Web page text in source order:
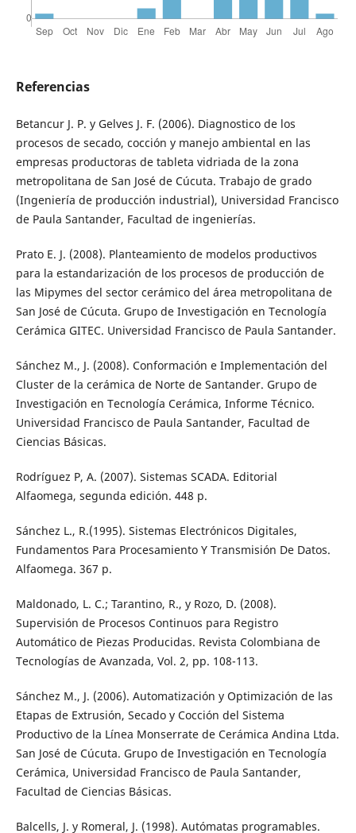
Referencias
Betancur J. P. y Gelves J. F. (2006). Diagnostico de los
procesos de secado, cocción y manejo ambiental en las
empresas productoras de tableta vidriada de la zona
metropolitana de San José de Cúcuta. Trabajo de grado
(Ingeniería de producción industrial), Universidad Francisco
de Paula Santander, Facultad de ingenierías.
Prato E. J. (2008). Planteamiento de modelos productivos
para la estandarización de los procesos de producción de
las Mipymes del sector cerámico del área metropolitana de
San José de Cúcuta. Grupo de Investigación en Tecnología
Cerámica GITEC. Universidad Francisco de Paula Santander.
Sánchez M., J. (2008). Conformación e Implementación del
Cluster de la cerámica de Norte de Santander. Grupo de
Investigación en Tecnología Cerámica, Informe Técnico.
Universidad Francisco de Paula Santander, Facultad de
Ciencias Básicas.
Rodríguez P, A. (2007). Sistemas SCADA. Editorial
Alfaomega, segunda edición. 448 p.
Sánchez L., R.(1995). Sistemas Electrónicos Digitales,
Fundamentos Para Procesamiento Y Transmisión De Datos.
Alfaomega. 367 p.
Maldonado, L. C.; Tarantino, R., y Rozo, D. (2008).
Supervisión de Procesos Continuos para Registro
Automático de Piezas Producidas. Revista Colombiana de
Tecnologías de Avanzada, Vol. 2, pp. 108-113.
Sánchez M., J. (2006). Automatización y Optimización de las
Etapas de Extrusión, Secado y Cocción del Sistema
Productivo de la Línea Monserrate de Cerámica Andina Ltda.
San José de Cúcuta. Grupo de Investigación en Tecnología
Cerámica, Universidad Francisco de Paula Santander,
Facultad de Ciencias Básicas.
Balcells, J. y Romeral, J. (1998). Autómatas programables.